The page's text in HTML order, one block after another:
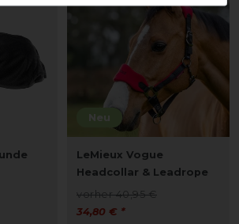
Neu
LeMieux Vogue
Headcollar & Leadrope
vorher 40,95 €
34,80 € *